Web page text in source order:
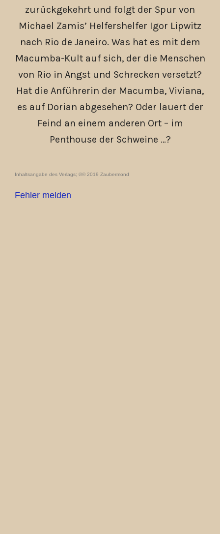
zurückgekehrt und folgt der Spur von
Michael Zamis’ Helfershelfer Igor Lipwitz
nach Rio de Janeiro. Was hat es mit dem
Macumba-Kult auf sich, der die Menschen
von Rio in Angst und Schrecken versetzt?
Hat die Anführerin der Macumba, Viviana,
es auf Dorian abgesehen? Oder lauert der
Feind an einem anderen Ort – im
Penthouse der Schweine …?
Inhaltsangabe des Verlags; ℗© 2019 Zaubermond
Fehler melden